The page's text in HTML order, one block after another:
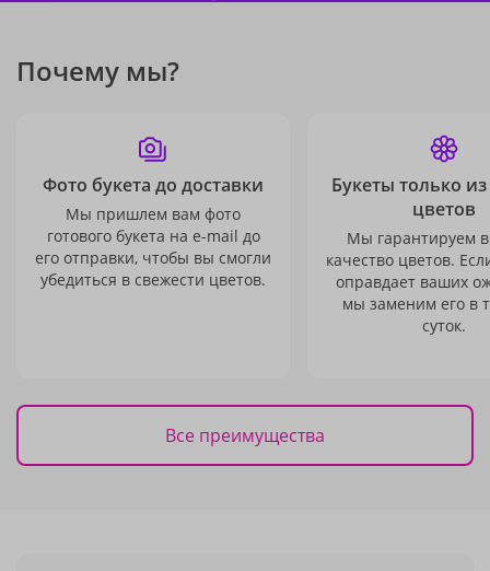
Почему мы?
Фото букета до доставки
Мы пришлем вам фото
готового букета на e-mail до
его отправки, чтобы вы смогли
убедиться в свежести цветов.
Букеты только
цветов
Мы гарантируем
качество цветов.
оправдает ваших
мы заменим его в
суток.
Все преимущества